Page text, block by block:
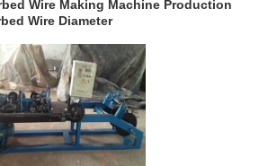
Wire Making Machine Production
Wire Diameter